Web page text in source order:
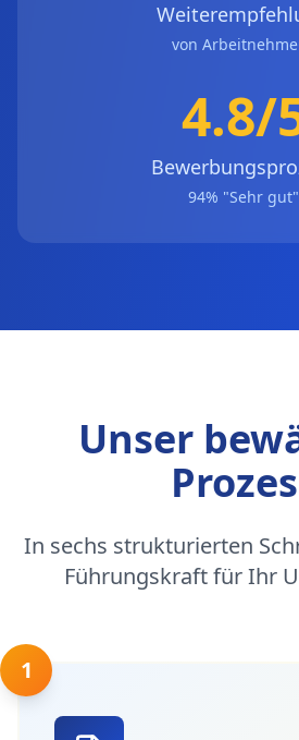
von
4.8/
94% "Sehr gut"
Unser
In sechs strukturierten
Führungskraft für Ihr
1